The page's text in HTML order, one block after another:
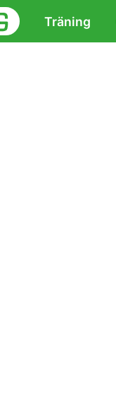
Träning